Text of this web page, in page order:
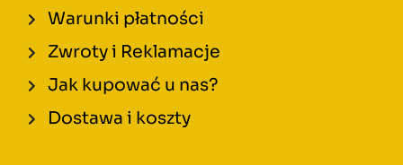
Warunki płatności
Zwroty i Reklamacje
Jak kupować u nas?
Dostawa i koszty